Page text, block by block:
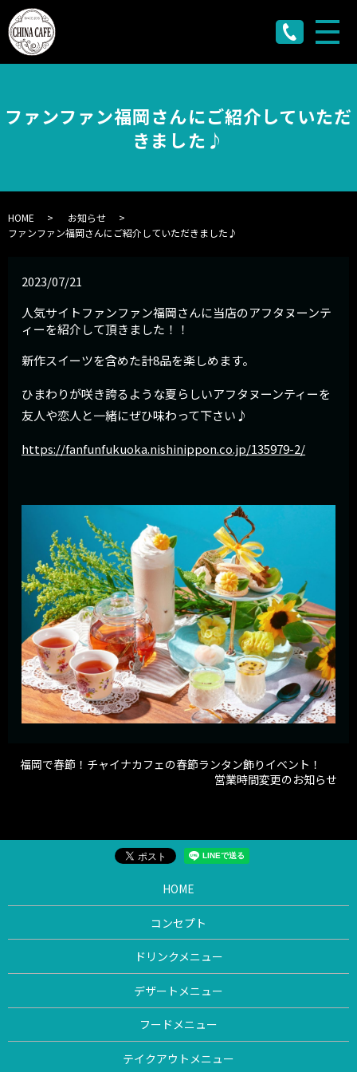
メ
ファンファン福岡さんにご紹介していただ
きました♪
HOME
お知らせ
ファンファン福岡さんにご紹介していただきました♪
2023/07/21
人気サイトファンファン福岡さんに当店のアフタヌーンテ
ィーを紹介して頂きました！！
新作スイーツを含めた計8品を楽しめます。
ひまわりが咲き誇るような夏らしいアフタヌーンティーを
友人や恋人と一緒にぜひ味わって下さい♪
https://fanfunfukuoka.nishinippon.co.jp/135979-2/
福岡で春節！チャイナカフェの春節ランタン飾りイベント！
営業時間変更のお知らせ
HOME
コンセプト
ドリンクメニュー
デザートメニュー
フードメニュー
テイクアウトメニュー